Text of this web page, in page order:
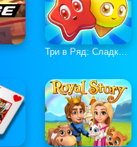
Три в Ряд: Сладкие Загадки